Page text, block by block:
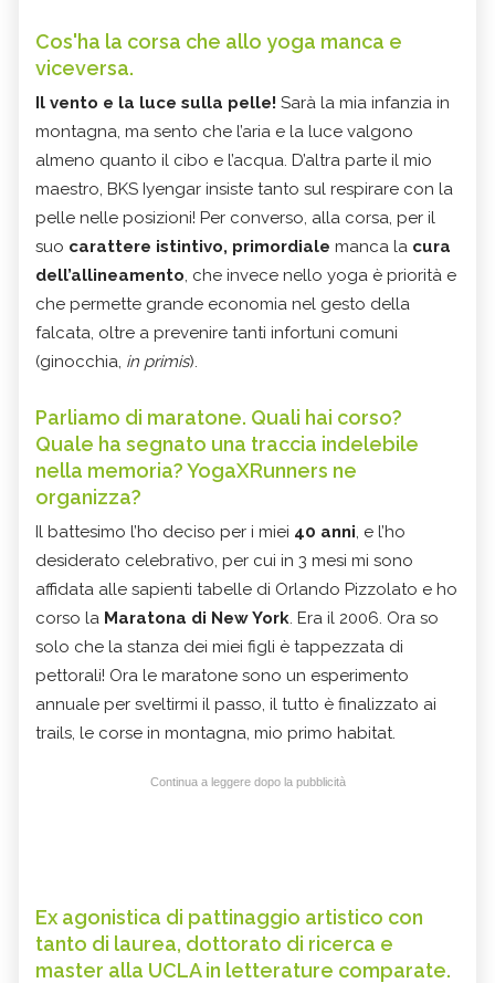
Cos'ha la corsa che allo yoga manca e
viceversa.
Il vento e la luce sulla pelle! Sarà la mia infanzia in
montagna, ma sento che l’aria e la luce valgono
almeno quanto il cibo e l’acqua. D’altra parte il mio
maestro, BKS Iyengar insiste tanto sul respirare con la
pelle nelle posizioni! Per converso, alla corsa, per il
suo carattere istintivo, primordiale manca la cura
dell’allineamento, che invece nello yoga è priorità e
che permette grande economia nel gesto della
falcata, oltre a prevenire tanti infortuni comuni
(ginocchia, in primis).
Parliamo di maratone. Quali hai corso?
Quale ha segnato una traccia indelebile
nella memoria? YogaXRunners ne
organizza?
Il battesimo l’ho deciso per i miei 40 anni, e l’ho
desiderato celebrativo, per cui in 3 mesi mi sono
affidata alle sapienti tabelle di Orlando Pizzolato e ho
corso la Maratona di New York. Era il 2006. Ora so
solo che la stanza dei miei figli è tappezzata di
pettorali! Ora le maratone sono un esperimento
annuale per sveltirmi il passo, il tutto è finalizzato ai
trails, le corse in montagna, mio primo habitat.
Continua a leggere dopo la pubblicità
Ex agonistica di pattinaggio artistico con
tanto di laurea, dottorato di ricerca e
master alla UCLA in letterature comparate.